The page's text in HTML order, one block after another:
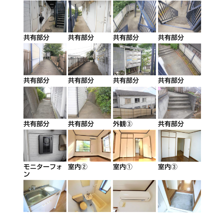
共有部分 共有部分 共有部分 共有部分
共有部分 共有部分 共有部分 共有部分
共有部分 共有部分 外観③ 共有部分
モニターフォ
ン
室内② 室内① 室内③